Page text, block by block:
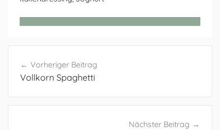
Vorheriger Beitrag
Vollkorn Spaghetti
Nächster Beitrag